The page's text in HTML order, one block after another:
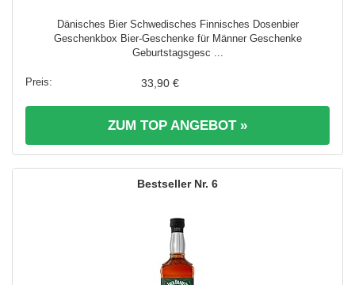
Dänisches Bier Schwedisches Finnisches Dosenbier
Geschenkbox Bier-Geschenke für Männer Geschenke
Geburtstagsgesc ...
33,90 €
ZUM TOP ANGEBOT »
6